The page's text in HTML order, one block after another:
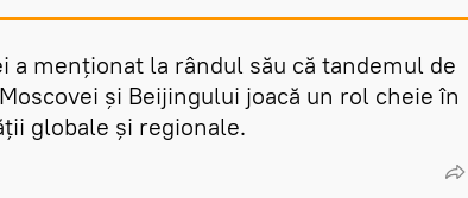
a menționat la rândul său că tandemul de
și Beijingului joacă un rol cheie în
globale și regionale.